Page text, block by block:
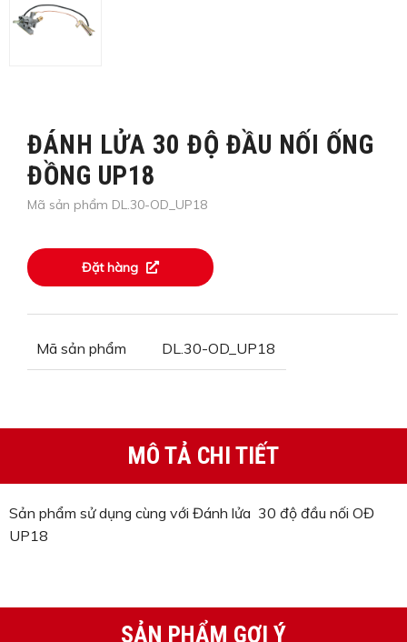
ĐÁNH LỬA 30 ĐỘ ĐẦU NỐI ỐNG
ĐỒNG UP18
Mã sản phẩm DL.30-OD_UP18
Đặt hàng
Mã sản phẩm DL.30-OD_UP18
MÔ TẢ CHI TIẾT
Sản phẩm sử dụng cùng với Đánh lửa 30 độ đầu nối OĐ
UP18
SẢN PHẨM GỢI Ý